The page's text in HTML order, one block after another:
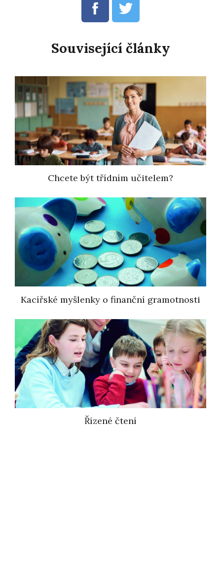
Související články
Chcete být třídním učitelem?
Kacířské myšlenky o finanční gramotnosti
Řízené čtení